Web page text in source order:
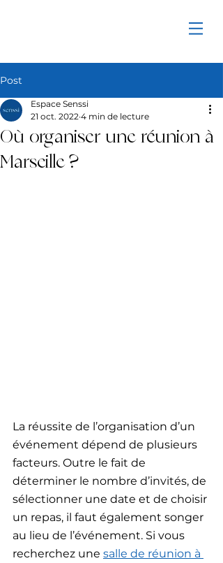
Post
Où organiser une réunion à
Marseille ?
Espace Senssi
21 oct. 2022 4 min de lecture
La réussite de l’organisation d’un
événement dépend de plusieurs
facteurs. Outre le fait de
déterminer le nombre d’invités, de
sélectionner une date et de choisir
un repas, il faut également songer
au lieu de l’événement. Si vous
recherchez une salle de réunion à